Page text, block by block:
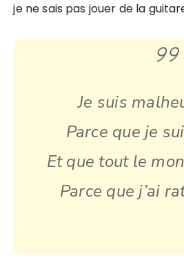
je ne sais pas jouer de la
Je suis
Parce que je
Et que tout le
Parce que j’ai